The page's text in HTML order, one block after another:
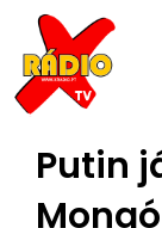
content
Putin